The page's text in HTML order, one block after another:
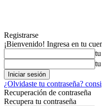
Registrarse
¡Bienvenido! Ingresa en tu
tu
¿Olvidaste tu contraseña?
Recuperación de contraseña
Recupera tu contraseña